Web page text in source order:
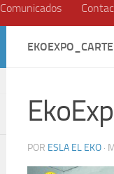
Comunicados
POR ESLA EL EKO ·